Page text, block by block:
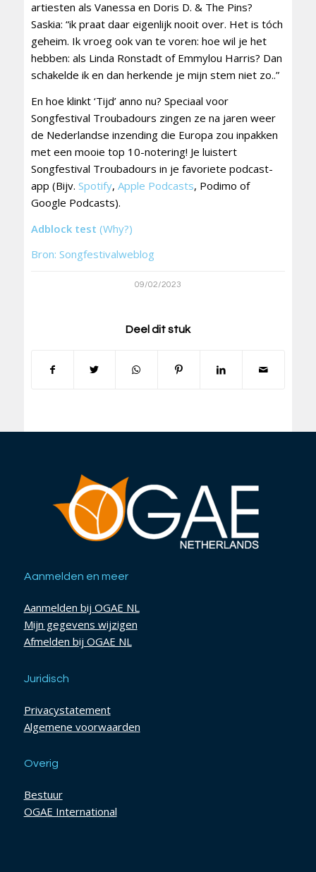
artiesten als Vanessa en Doris D. & The Pins?
Saskia: “ik praat daar eigenlijk nooit over. Het is tóch
geheim. Ik vroeg ook van te voren: hoe wil je het
hebben: als Linda Ronstadt of Emmylou Harris? Dan
schakelde ik en dan herkende je mijn stem niet zo..”
En hoe klinkt ‘Tijd’ anno nu? Speciaal voor
Songfestival Troubadours zingen ze na jaren weer
de Nederlandse inzending die Europa zou inpakken
met een mooie top 10-notering! Je luistert
Songfestival Troubadours in je favoriete podcast-
app (Bijv. Spotify, Apple Podcasts, Podimo of
Google Podcasts).
Adblock test (Why?)
Bron: Songfestivalweblog
09/02/2023
Deel dit stuk
Aanmelden en meer
Aanmelden bij OGAE NL
Mijn gegevens wijzigen
Afmelden bij OGAE NL
Juridisch
Privacystatement
Algemene voorwaarden
Overig
Bestuur
OGAE International